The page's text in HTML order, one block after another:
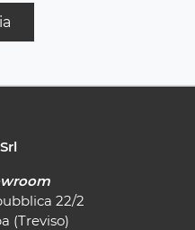
22/2
(Treviso)